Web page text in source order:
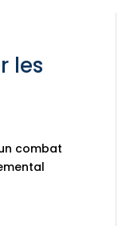
les
combat